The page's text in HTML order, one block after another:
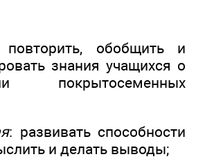
обобщить и
знания учащихся о
покрытосеменных
: развивать способности
и делать выводы;